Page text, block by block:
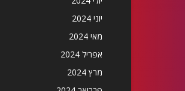
יוני 2024
מאי 2024
אפריל 2024
מרץ 2024